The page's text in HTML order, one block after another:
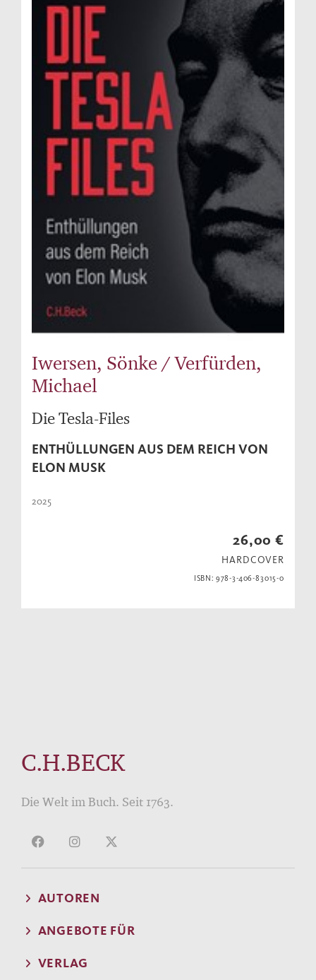
Iwersen, Sönke / Verfürden,
Michael
Die Tesla-Files
ENTHÜLLUNGEN AUS DEM REICH VON
ELON MUSK
2025
26,00 €
HARDCOVER
ISBN: 978-3-406-83015-0
C.H.BECK
Die Welt im Buch. Seit 1763.
AUTOREN
ANGEBOTE FÜR
VERLAG